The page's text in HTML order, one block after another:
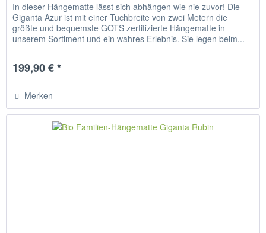
In dieser Hängematte lässt sich abhängen wie nie zuvor! Die
Giganta Azur ist mit einer Tuchbreite von zwei Metern die
größte und bequemste GOTS zertifizierte Hängematte in
unserem Sortiment und ein wahres Erlebnis. Sie legen beim...
199,90 € *
Merken